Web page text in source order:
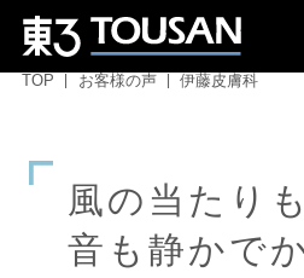
TOP お客様の声 伊藤皮膚科
風の 当 た り
音 も 静かで